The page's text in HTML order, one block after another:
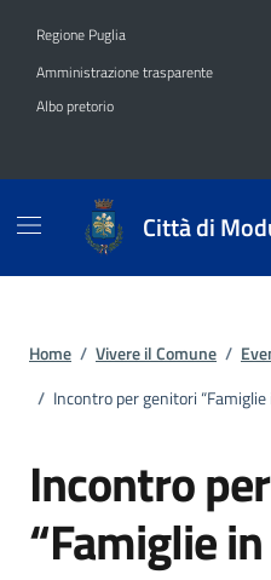
Regione Puglia
Amministrazione trasparente
Albo pretorio
Città di
Home / Vivere il Comune /
/ Incontro per genitori “Famiglie
Incontro
“Famiglie